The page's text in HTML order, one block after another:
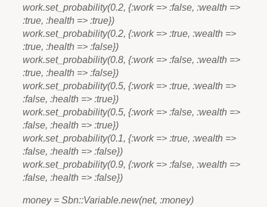
work.set_probability(0.2, {:work => :false, :wealth =>
:true, :health => :true})
work.set_probability(0.2, {:work => :true, :wealth =>
:true, :health => :false})
work.set_probability(0.8, {:work => :false, :wealth =>
:true, :health => :false})
work.set_probability(0.5, {:work => :true, :wealth =>
:false, :health => :true})
work.set_probability(0.5, {:work => :false, :wealth =>
:false, :health => :true})
work.set_probability(0.1, {:work => :true, :wealth =>
:false, :health => :false})
work.set_probability(0.9, {:work => :false, :wealth =>
:false, :health => :false})
money = Sbn::Variable.new(net, :money)